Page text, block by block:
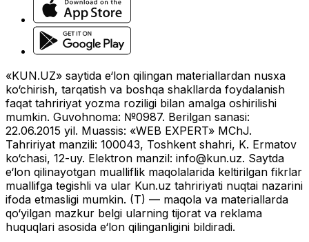
«KUN.UZ» saytida e‘lon qilingan materiallardan nusxa
ko‘chirish, tarqatish va boshqa shakllarda foydalanish
faqat tahririyat yozma roziligi bilan amalga oshirilishi
mumkin. Guvohnoma: №0987. Berilgan sanasi:
22.06.2015 yil. Muassis: «WEB EXPERT» MChJ.
Tahririyat manzili: 100043, Toshkent shahri, K. Ermatov
ko‘chasi, 12-uy. Elektron manzil: info@kun.uz. Saytda
e‘lon qilinayotgan mualliflik maqolalarida keltirilgan fikrlar
muallifga tegishli va ular Kun.uz tahririyati nuqtai nazarini
ifoda etmasligi mumkin. (T) — maqola va materiallarda
qo‘yilgan mazkur belgi ularning tijorat va reklama
huquqlari asosida e‘lon qilinganligini bildiradi.